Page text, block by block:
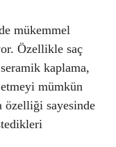
mükemmel
Özellikle saç
kaplama,
mümkün
özelliği sayesinde